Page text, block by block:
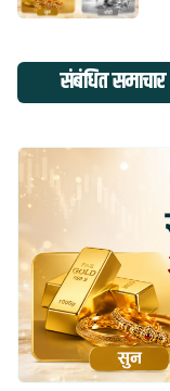
संबंधित समाचार